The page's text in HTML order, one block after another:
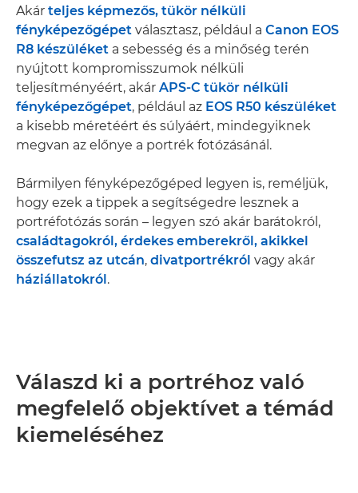
Akár teljes képmezős, tükör nélküli
fényképezőgépet választasz, például a Canon EOS
R8 készüléket a sebesség és a minőség terén
nyújtott kompromisszumok nélküli
teljesítményéért, akár APS-C tükör nélküli
fényképezőgépet, például az EOS R50 készüléket
a kisebb méretéért és súlyáért, mindegyiknek
megvan az előnye a portrék fotózásánál.
Bármilyen fényképezőgéped legyen is, reméljük,
hogy ezek a tippek a segítségedre lesznek a
portréfotózás során – legyen szó akár barátokról,
családtagokról, érdekes emberekről, akikkel
összefutsz az utcán, divatportrékról vagy akár
háziállatokról.
Válaszd ki a portréhoz való
megfelelő objektívet a témád
kiemeléséhez